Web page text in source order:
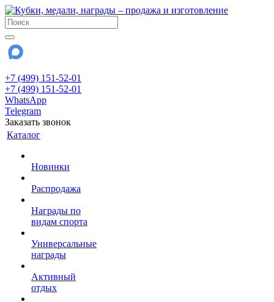
+7 (499) 151-52-01
+7 (499) 151-52-01
WhatsApp
Telegram
Заказать звонок
Каталог
Новинки
Распродажа
Награды по
видам спорта
Универсальные
награды
Активный
отдых